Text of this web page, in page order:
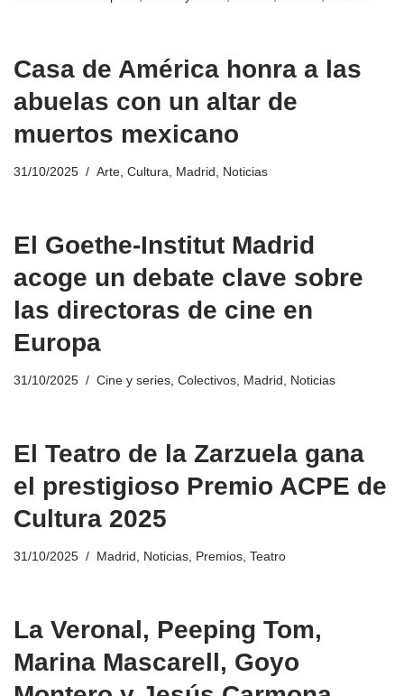
Casa de América honra a las
abuelas con un altar de
muertos mexicano
31/10/2025 Arte Cultura Madrid Noticias
El Goethe-Institut Madrid
acoge un debate clave sobre
las directoras de cine en
Europa
31/10/2025 Cine y series Colectivos Madrid Noticias
El Teatro de la Zarzuela gana
el prestigioso Premio ACPE de
Cultura 2025
31/10/2025 Madrid Noticias Premios Teatro
La Veronal, Peeping Tom,
Marina Mascarell, Goyo